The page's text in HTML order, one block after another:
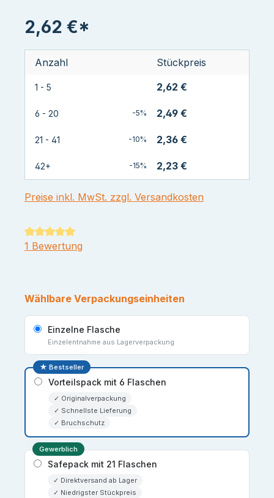
2,62 €*
Anzahl Stückpreis
1 - 5 2,62 €
6 - 20 -5% 2,49 €
21 - 41 -10% 2,36 €
42+ -15% 2,23 €
Preise inkl. MwSt. zzgl. Versandkosten
Durchschnittliche Bewertung von 5 von 5 Sternen
1 Bewertung
Wählbare Verpackungseinheiten
Einzelne Flasche
Einzelentnahme aus Lagerverpackung
★ Bestseller
Vorteilspack mit 6 Flaschen
✓ Originalverpackung
✓ Schnellste Lieferung
✓ Bruchschutz
Gewerblich
Safepack mit 21 Flaschen
✓ Direktversand ab Lager
✓ Niedrigster Stückpreis